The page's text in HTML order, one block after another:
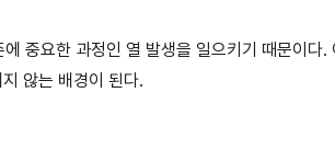
중요한 과정인 열 발생을 일으키기 때문이다.
않는 배경이 된다.